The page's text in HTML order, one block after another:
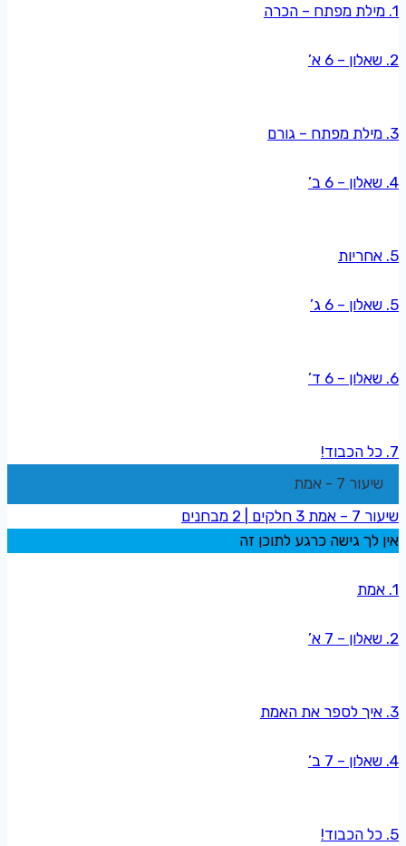
1. מילת מפתח – הכרה
2. שאלון – 6 א’
3. מילת מפתח – גורם
4. שאלון – 6 ב’
5. אחריות
5. שאלון – 6 ג’
6. שאלון – 6 ד’
7. כל הכבוד!
שיעור 7 - אמת
שיעור 7 – אמת
3 חלקים
2 מבחנים
אין לך גישה כרגע לתוכן זה
1. אמת
2. שאלון – 7 א’
3. איך לספר את האמת
4. שאלון – 7 ב’
5. כל הכבוד!